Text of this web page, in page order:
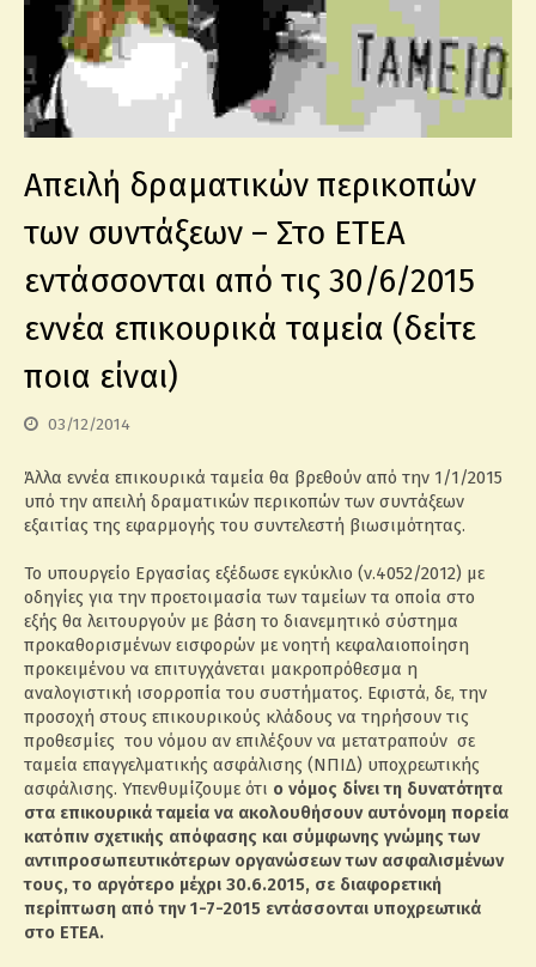
Απειλή δραματικών περικοπών
των συντάξεων – Στο ΕΤΕΑ
εντάσσονται από τις 30/6/2015
εννέα επικουρικά ταμεία (δείτε
ποια είναι)
03/12/2014
Άλλα εννέα επικουρικά ταμεία θα βρεθούν από την 1/1/2015
υπό την απειλή δραματικών περικοπών των συντάξεων
εξαιτίας της εφαρμογής του συντελεστή βιωσιμότητας.
Το υπουργείο Εργασίας εξέδωσε εγκύκλιο (ν.4052/2012) με
οδηγίες για την προετοιμασία των ταμείων τα οποία στο
εξής θα λειτουργούν με βάση το διανεμητικό σύστημα
προκαθορισμένων εισφορών με νοητή κεφαλαιοποίηση
προκειμένου να επιτυγχάνεται μακροπρόθεσμα η
αναλογιστική ισορροπία του συστήματος. Εφιστά, δε, την
προσοχή στους επικουρικούς κλάδους να τηρήσουν τις
προθεσμίες του νόμου αν επιλέξουν να μετατραπούν σε
ταμεία επαγγελματικής ασφάλισης (ΝΠΙΔ) υποχρεωτικής
ασφάλισης. Υπενθυμίζουμε ότι ο νόμος δίνει τη δυνατότητα
στα επικουρικά ταμεία να ακολουθήσουν αυτόνομη πορεία
κατόπιν σχετικής απόφασης και σύμφωνης γνώμης των
αντιπροσωπευτικότερων οργανώσεων των ασφαλισμένων
τους, το αργότερο μέχρι 30.6.2015, σε διαφορετική
περίπτωση από την 1-7-2015 εντάσσονται υποχρεωτικά
στο ΕΤΕΑ.